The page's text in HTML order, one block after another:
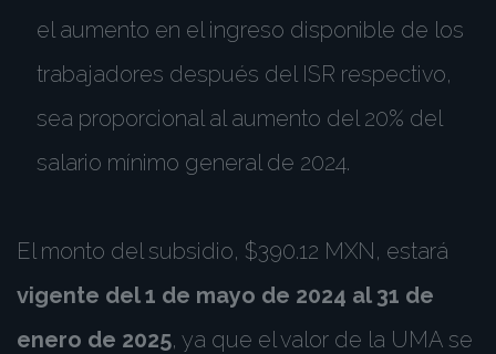
el aumento en el ingreso disponible de los
trabajadores después del ISR respectivo,
sea proporcional al aumento del 20% del
salario mínimo general de 2024.
El monto del subsidio, $390.12 MXN, estará
vigente del 1 de mayo de 2024 al 31 de
enero de 2025, ya que el valor de la UMA se